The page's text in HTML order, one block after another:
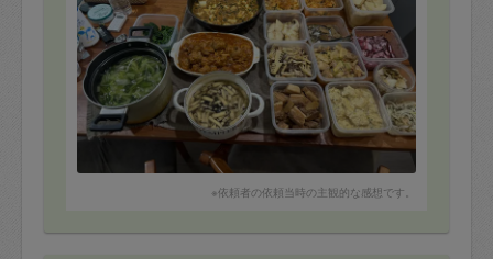
※依頼者の依頼当時の主観的な感想です。